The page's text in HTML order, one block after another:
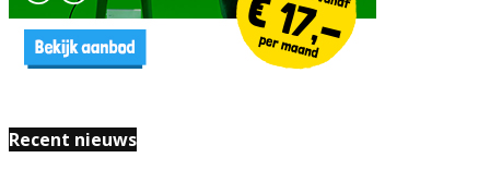
Recent nieuws